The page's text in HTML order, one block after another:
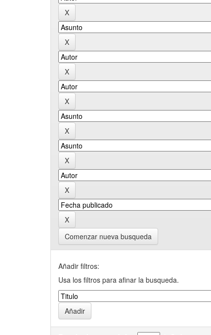
Comenzar nueva busqueda
Añadir filtros:
Usa los filtros para afinar la busqueda.